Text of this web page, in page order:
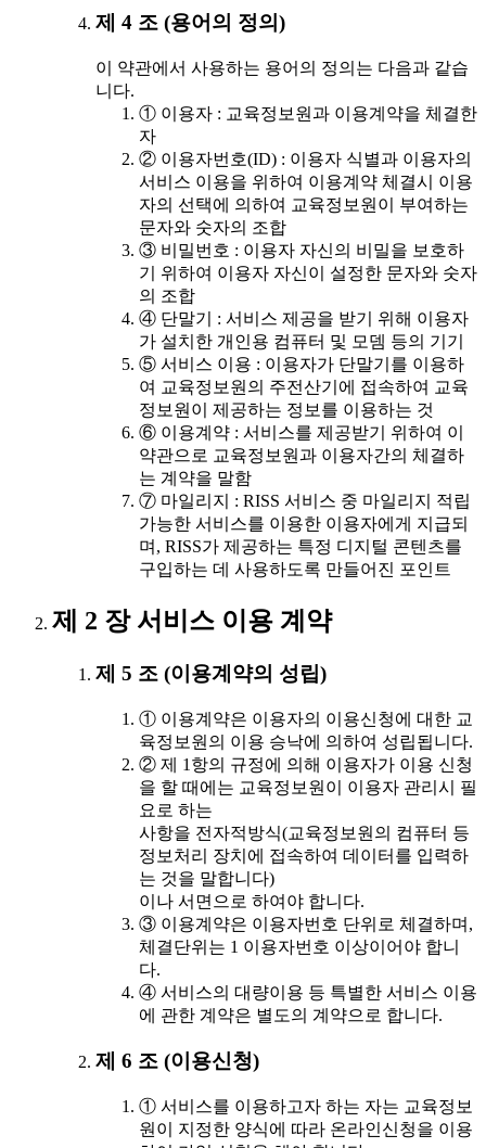
제 4 조 (용어의 정의)
이 약관에서 사용하는 용어의 정의는 다음과 같습
니다.
① 이용자 : 교육정보원과 이용계약을 체결한
자
② 이용자번호(ID) : 이용자 식별과 이용자의
서비스 이용을 위하여 이용계약 체결시 이용
자의 선택에 의하여 교육정보원이 부여하는
문자와 숫자의 조합
③ 비밀번호 : 이용자 자신의 비밀을 보호하
기 위하여 이용자 자신이 설정한 문자와 숫자
의 조합
④ 단말기 : 서비스 제공을 받기 위해 이용자
가 설치한 개인용 컴퓨터 및 모뎀 등의 기기
⑤ 서비스 이용 : 이용자가 단말기를 이용하
여 교육정보원의 주전산기에 접속하여 교육
정보원이 제공하는 정보를 이용하는 것
⑥ 이용계약 : 서비스를 제공받기 위하여 이
약관으로 교육정보원과 이용자간의 체결하
는 계약을 말함
⑦ 마일리지 : RISS 서비스 중 마일리지 적립
가능한 서비스를 이용한 이용자에게 지급되
며, RISS가 제공하는 특정 디지털 콘텐츠를
구입하는 데 사용하도록 만들어진 포인트
제 2 장 서비스 이용 계약
제 5 조 (이용계약의 성립)
① 이용계약은 이용자의 이용신청에 대한 교
육정보원의 이용 승낙에 의하여 성립됩니다.
② 제 1항의 규정에 의해 이용자가 이용 신청
을 할 때에는 교육정보원이 이용자 관리시 필
요로 하는
사항을 전자적방식(교육정보원의 컴퓨터 등
정보처리 장치에 접속하여 데이터를 입력하
는 것을 말합니다)
이나 서면으로 하여야 합니다.
③ 이용계약은 이용자번호 단위로 체결하며,
체결단위는 1 이용자번호 이상이어야 합니
다.
④ 서비스의 대량이용 등 특별한 서비스 이용
에 관한 계약은 별도의 계약으로 합니다.
제 6 조 (이용신청)
① 서비스를 이용하고자 하는 자는 교육정보
원이 지정한 양식에 따라 온라인신청을 이용